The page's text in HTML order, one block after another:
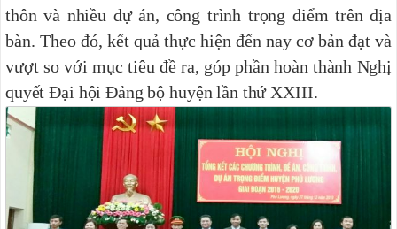
thôn và nhiều dự án, công trình trọng điểm trên địa
bàn. Theo đó, kết quả thực hiện đến nay cơ bản đạt và
vượt so với mục tiêu đề ra, góp phần hoàn thành Nghị
quyết Đại hội Đảng bộ huyện lần thứ XXIII.